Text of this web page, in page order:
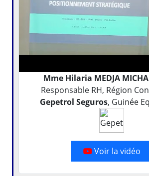
Mme Hilaria MEDJA
Responsable RH, Région
Gepetrol Seguros, Guinée
Voir la vidéo